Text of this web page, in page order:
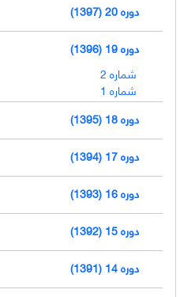
دوره 20 (1397)
دوره 19 (1396)
شماره 2
شماره 1
دوره 18 (1395)
دوره 17 (1394)
دوره 16 (1393)
دوره 15 (1392)
دوره 14 (1391)